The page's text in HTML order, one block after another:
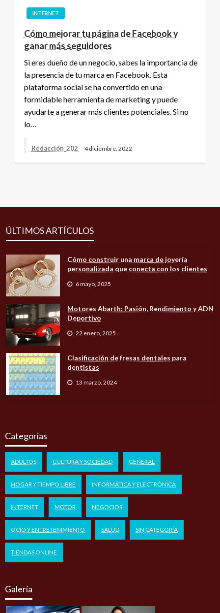
INTERNET
Cómo mejorar tu página de Facebook y
ganar más seguidores
Si eres dueño de un negocio, sabes la importancia de
la presencia de tu marca en Facebook. Esta
plataforma social se ha convertido en una
formidable herramienta de marketing y puede
ayudarte a generar más clientes potenciales. Si no
lo…
Redacción_202 4 diciembre, 2022
ÚLTIMOS ARTÍCULOS
Cómo construir una marca de joyería
personalizada que conecta con los clientes
6 mayo, 2025
Motores Abarth: Pasión, Rendimiento y ADN
Deportivo
22 enero, 2025
Clasificación de fresas dentales para
dentistas
13 marzo, 2024
Categorías
ADULTOS CULTURA Y SOCIEDAD GENERAL
HOGAR Y TIEMPO LIBRE INFORMÁTICA Y ELECTRÓNICA
INTERNET MOTOR NEGOCIOS
OCIO Y ENTRETENIMIENTO SALUD SIN CATEGORÍA
TIENDAS ONLINE
Galería